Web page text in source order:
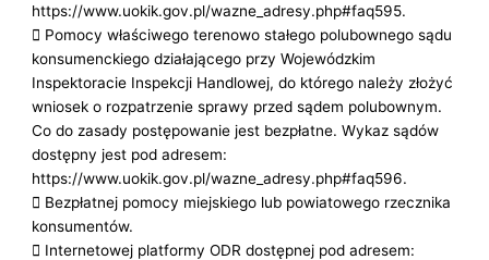
https://www.uokik.gov.pl/wazne_adresy.php#faq595.
 Pomocy właściwego terenowo stałego polubownego sądu
konsumenckiego działającego przy Wojewódzkim
Inspektoracie Inspekcji Handlowej, do którego należy złożyć
wniosek o rozpatrzenie sprawy przed sądem polubownym.
Co do zasady postępowanie jest bezpłatne. Wykaz sądów
dostępny jest pod adresem:
https://www.uokik.gov.pl/wazne_adresy.php#faq596.
 Bezpłatnej pomocy miejskiego lub powiatowego rzecznika
konsumentów.
 Internetowej platformy ODR dostępnej pod adresem: